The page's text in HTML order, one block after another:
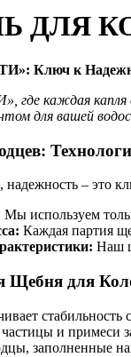
ДЛЯ
Ключ к
каждая капля
для вашей
надежность – это
Мы используем
Каждая партия
Наш
Щебня для
и примеси
заполненные